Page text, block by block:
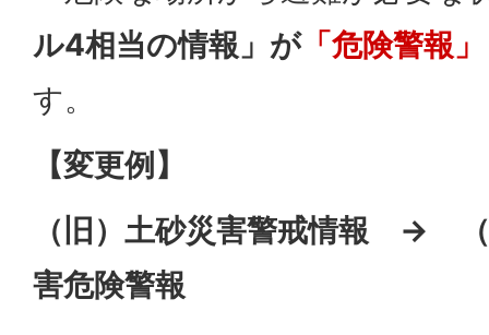
ル4相当の情報」が「危険警報」
す。
【変更例】
（旧）土砂災害警戒情報 →
害危険警報